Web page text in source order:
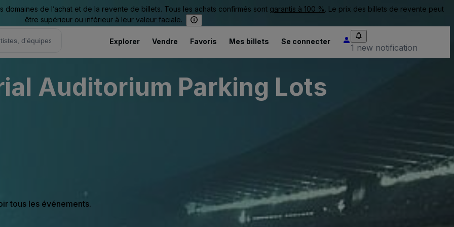
de l’achat et de la revente de billets. Tous les achats confirmés sont garantis à 100 %. Le prix des billets de revente peut
être supérieur ou inférieur à leur valeur faciale.
Explorer Vendre Favoris Mes billets Se connecter
1 new notification
Auditorium Parking Lots
tous les événements.